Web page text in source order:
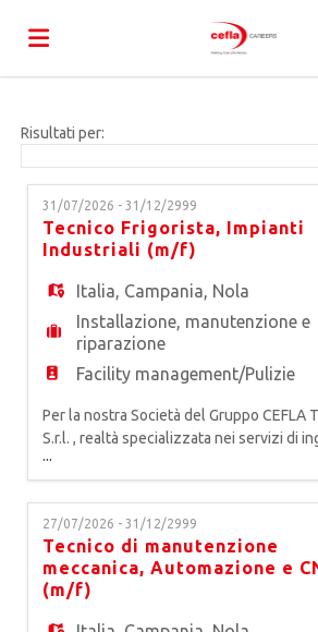
Offerte
di
lavoro
Carica
il
CV
Login
Lingua
FR
Risultati per:
31/07/2026 - 31/12/2999
Tecnico Frigorista, Impianti
Industriali (m/f)
Italia, Campania, Nola
Installazione, manutenzione e
riparazione
Facility management/Pulizie
Per la nostra Società del Gruppo CEFLA
S.r.l. , realtà specializzata nei servizi di
di manutenzione e facility management
impianti produttivi, tecnologici e
alla ricerca di un* TECNICO
FRIGORISTA per impianti frigoriferi
Coordinato dal Site Manager esegue le
manutenzione sugli impia
...
27/07/2026 - 31/12/2999
Tecnico di manutenzione
meccanica, Automazione e
(m/f)